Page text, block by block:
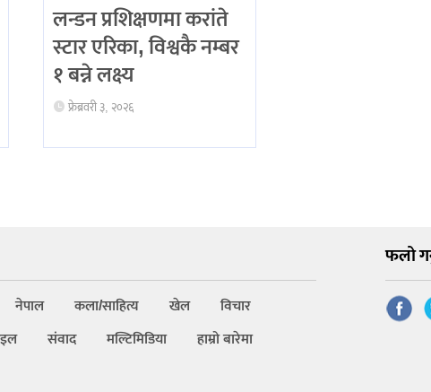
लन्डन प्रशिक्षणमा करांते
स्टार एरिका, विश्वकै नम्बर
१ बन्ने लक्ष्य
फ्रेब्रवरी ३, २०२६
नेपाल कला/साहित्य खेल
विचार
संवाद मल्टिमिडिया
हाम्रो बारेमा
फलो